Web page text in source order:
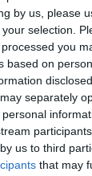
by us, please
selection.
you
based on
separately
us to third
that may
393 εκατ.
14%